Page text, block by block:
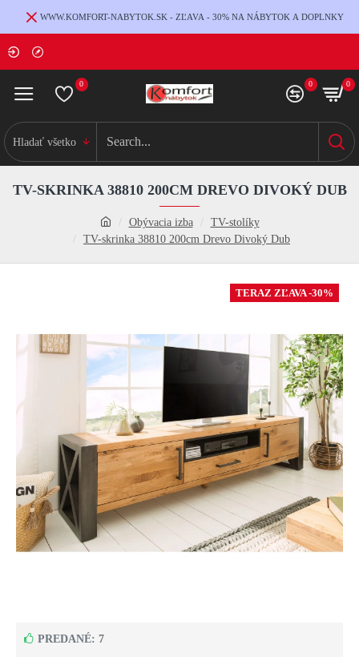
WWW.KOMFORT-NABYTOK.SK - ZĽAVA - 30% NA NÁBYTOK A DOPLNKY
0 0 0
Hladať všetko
Obývacia izba
TV-stolíky
TV-skrinka 38810 200cm Drevo Divoký Dub
TV-SKRINKA 38810 200CM DREVO DIVOKÝ DUB
TERAZ ZĽAVA -30%
PREDANÉ: 7